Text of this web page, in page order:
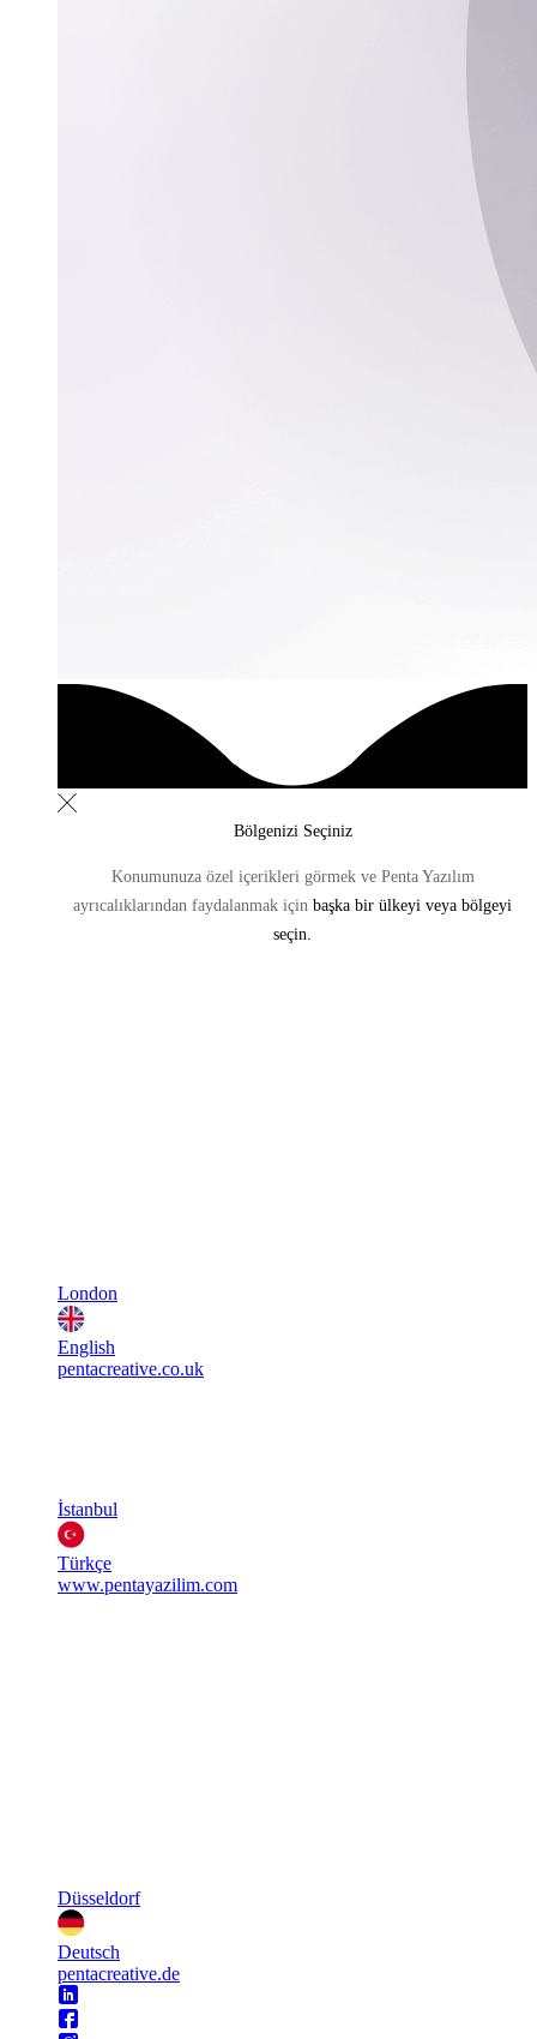
Bölgenizi Seçiniz
Konumunuza özel içerikleri görmek ve Penta Yazılım
ayrıcalıklarından faydalanmak için başka bir ülkeyi veya bölgeyi
seçin.
London
English
pentacreative.co.uk
İstanbul
Türkçe
www.pentayazilim.com
Düsseldorf
Deutsch
pentacreative.de